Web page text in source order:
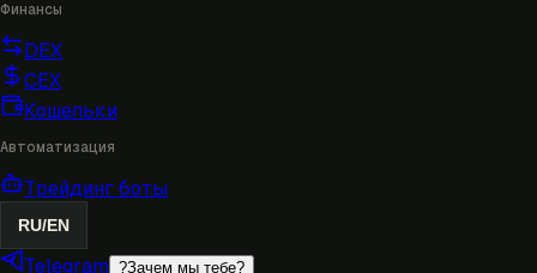
Финансы
DEX
CEX
Кошельки
Автоматизация
Трейдинг боты
RU/EN
Telegram ?Зачем мы тебе?